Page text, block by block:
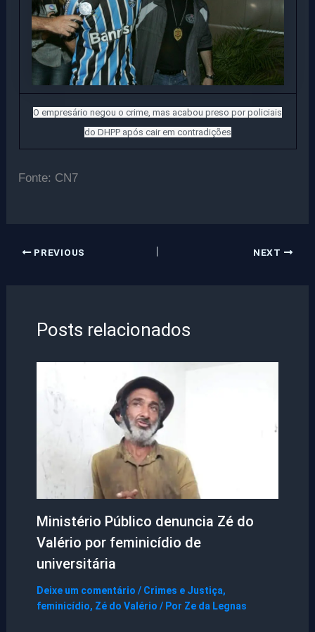
O empresário negou o crime, mas acabou preso por policiais
do DHPP após cair em contradições
Fonte: CN7
PREVIOUS NEXT
Posts relacionados
Ministério Público denuncia Zé do
Valério por feminicídio de
universitária
Deixe um comentário / Crimes e Justiça,
feminicídio, Zé do Valério / Por Ze da Legnas